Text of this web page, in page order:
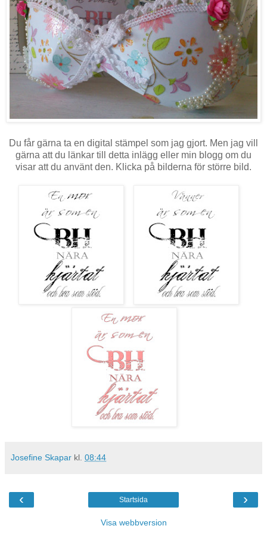
Du får gärna ta en digital stämpel som jag gjort. Men jag vill
gärna att du länkar till detta inlägg eller min blogg om du
visar att du använt den. Klicka på bilderna för större bild.
Josefine Skapar kl. 08:44
‹ ›
Startsida
Visa webbversion